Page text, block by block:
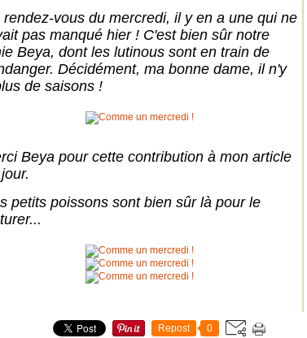
rendez-vous du mercredi, il y en a une qui ne
pas manqué hier ! C'est bien sûr notre
Beya, dont les lutinous sont en train de
Décidément, ma bonne dame, il n'y
de saisons !
Beya pour cette contribution à mon article
petits poissons sont bien sûr là pour le
Repost 0